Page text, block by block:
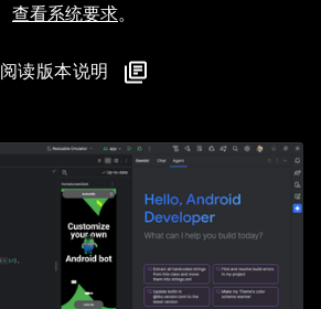
查看系统要求。
阅读版本说明